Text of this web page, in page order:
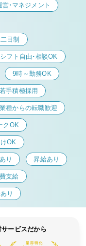
・マネジメント
日制
シフト自由・相談OK
9時～勤務OK
若手積極採用
種からの転職歓迎
クOK
OK
り 昇給あり
支給
り
サービスだから